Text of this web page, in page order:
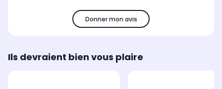
Donner mon avis
Ils devraient bien vous plaire